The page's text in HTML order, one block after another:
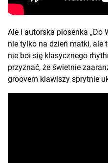
Ale i autorska piosenka „Do
nie tylko na dzień matki, ale
nie boi się klasycznego
przyznać, że świetnie
groovem klawiszy sprytnie